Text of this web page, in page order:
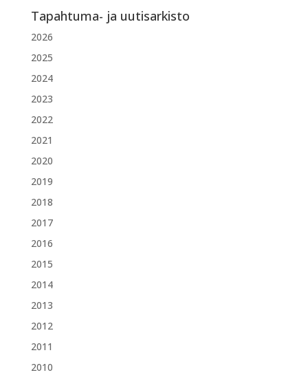
Tapahtuma- ja uutisarkisto
2026
2025
2024
2023
2022
2021
2020
2019
2018
2017
2016
2015
2014
2013
2012
2011
2010